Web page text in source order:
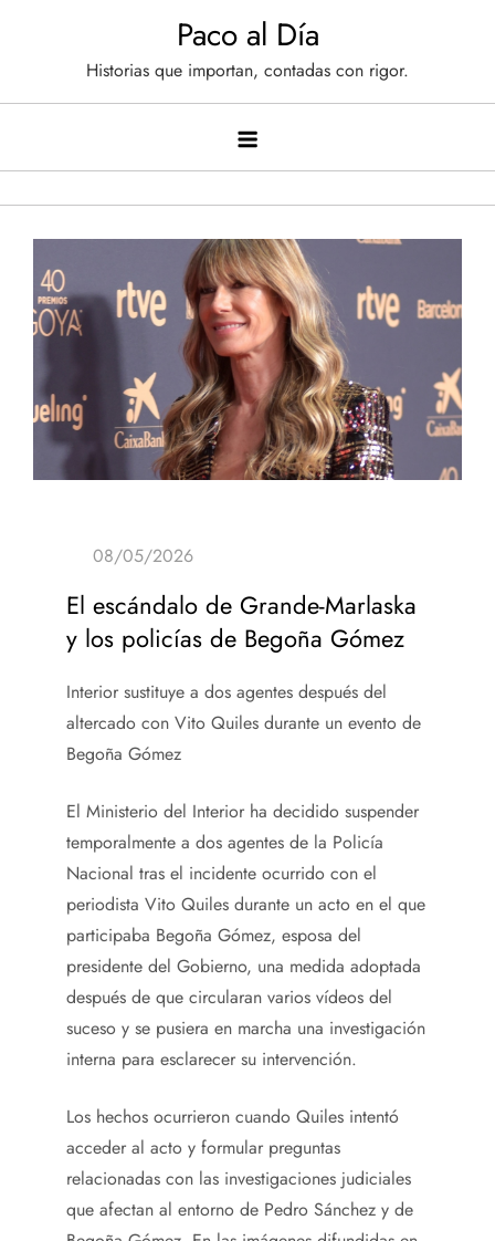
Paco al Día
Historias que importan, contadas con rigor.
El escándalo de Grande-Marlaska
y los policías de Begoña Gómez
Interior sustituye a dos agentes después del
altercado con Vito Quiles durante un evento de
Begoña Gómez
El Ministerio del Interior ha decidido suspender
temporalmente a dos agentes de la Policía
Nacional tras el incidente ocurrido con el
periodista Vito Quiles durante un acto en el que
participaba Begoña Gómez, esposa del
presidente del Gobierno, una medida adoptada
después de que circularan varios vídeos del
suceso y se pusiera en marcha una investigación
interna para esclarecer su intervención.
Los hechos ocurrieron cuando Quiles intentó
acceder al acto y formular preguntas
relacionadas con las investigaciones judiciales
que afectan al entorno de Pedro Sánchez y de